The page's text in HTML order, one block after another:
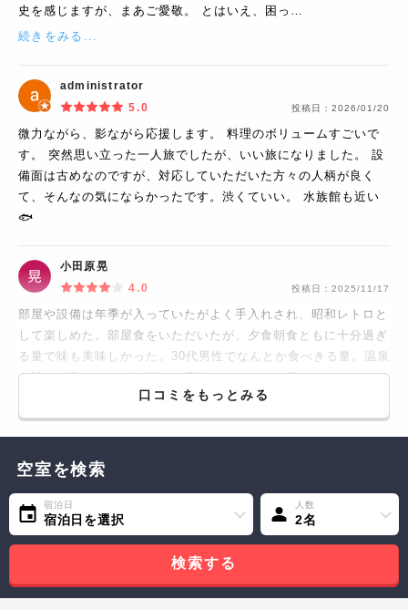
史を感じますが、まあご愛敬。 とはいえ、困っ…
続きをみる...
administrator
5.0
投稿日： 2026/01/20
微力ながら、影ながら応援します。 料理のボリュームすごいで
す。 突然思い立った一人旅でしたが、いい旅になりました。 設
備面は古めなのですが、対応していただいた方々の人柄が良く
て、そんなの気にならかったです。渋くていい。 水族館も近い
🐟️
小田原晃
4.0
投稿日： 2025/11/17
部屋や設備は年季が入っていたがよく手入れされ、昭和レトロと
して楽しめた。部屋食をいただいたが、夕食朝食ともに十分過ぎ
る量で味も美味しかった。30代男性でなんとか食べきる量。温泉
も眺めが良かったが、外から見えてないかだけ気になった。
口コミをもっとみる
空室を検索
宿泊日
宿泊日を選択
人数
2名
検索する